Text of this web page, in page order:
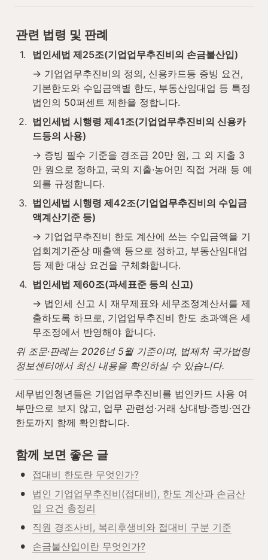
관련 법령 및 판례
1.
법인세법 제25조(기업업무추진비의 손금불산입)
→ 기업업무추진비의 정의, 신용카드등 증빙 요건,
기본한도와 수입금액별 한도, 부동산임대업 등 특정
법인의 50퍼센트 제한을 정합니다.
2. 법인세법 시행령 제41조(기업업무추진비의 신용카
드등의 사용)
→ 증빙 필수 기준을 경조금 20만 원, 그 외 지출 3
만 원으로 정하고, 국외 지출·농어민 직접 거래 등 예
외를 규정합니다.
3. 법인세법 시행령 제42조(기업업무추진비의 수입금
액계산기준 등)
→ 기업업무추진비 한도 계산에 쓰는 수입금액을 기
업회계기준상 매출액 등으로 정하고, 부동산임대업
등 제한 대상 요건을 구체화합니다.
4. 법인세법 제60조(과세표준 등의 신고)
→ 법인세 신고 시 재무제표와 세무조정계산서를 제
출하도록 하므로, 기업업무추진비 한도 초과액은 세
무조정에서 반영해야 합니다.
위 조문·판례는 2026년 5월 기준이며, 법제처 국가법령
정보센터에서 최신 내용을 확인하실 수 있습니다.
세무법인청년들은 기업업무추진비를 법인카드 사용 여
부만으로 보지 않고, 업무 관련성·거래 상대방·증빙·연간
한도까지 함께 확인합니다.
함께 보면 좋은 글
• 접대비 한도란 무엇인가?
•
법인 기업업무추진비(접대비), 한도 계산과 손금산
입 요건 총정리
• 직원 경조사비, 복리후생비와 접대비 구분 기준
• 손금불산입이란 무엇인가?